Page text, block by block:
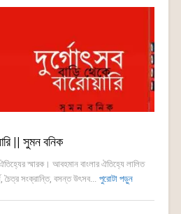
|| সুমন বনিক
স্মারক। আবহমান বাংলার ঐতিহ্যে লালিত
চৈত্র সংক্রান্তি, বসন্ত উৎসব... পুরোটা পড়ুন